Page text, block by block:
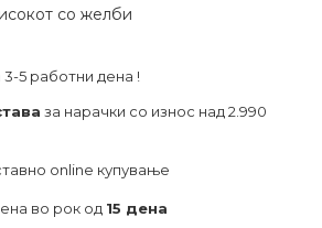
со желби
5 работни дена !
за нарачки со износ над 2.990
online купување
во рок од 15 дена